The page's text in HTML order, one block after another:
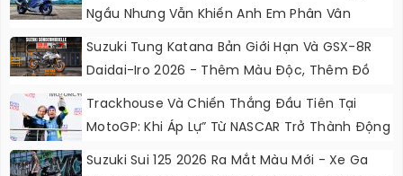
Ngầu Nhưng Vẫn Khiến Anh Em Phân Vân
Suzuki Tung Katana Bản Giới Hạn Và GSX-8R
Daidai-Iro 2026 - Thêm Màu Độc, Thêm Đồ
Chơi, Thêm Cá Tính
Trackhouse Và Chiến Thắng Đầu Tiên Tại
MotoGP: Khi Áp Lự” Từ NASCAR Trở Thành Động
Suzuki Sui 125 2026 Ra Mắt Màu Mới - Xe Ga